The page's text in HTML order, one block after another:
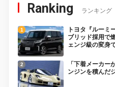
Ranking ランキング
トヨタ『ルーミ
ブリッド採用で
ェンジ級の変身
「下着メーカ
ンジンを積んだ